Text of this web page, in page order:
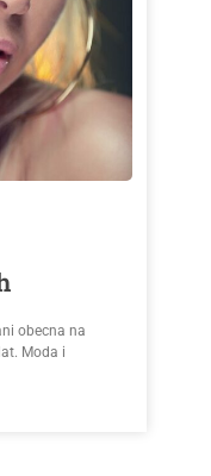
obecna na
Moda i